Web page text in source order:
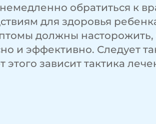
обратиться к
для здоровья
должны насторожить,
и эффективно. Следует
зависит тактика